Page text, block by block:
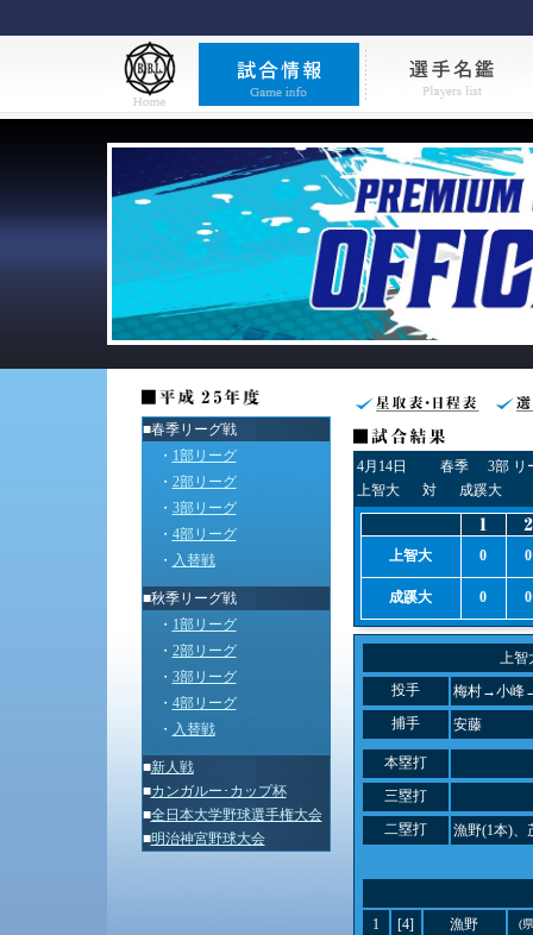
■春季リーグ戦
・ 1部リーグ
・ 2部リーグ
・ 3部リーグ
・ 4部リーグ
・ 入替戦
■秋季リーグ戦
・ 1部リーグ
・ 2部リーグ
・ 3部リーグ
・ 4部リーグ
・ 入替戦
■新人戦
■カンガルー･カップ杯
■全日本大学野球選手権大会
■明治神宮野球大会
4月14日 春季
3部 リ
上智大
対 成蹊大
上智大 0 0
成蹊大 0 0
上智
投手
梅村→小峰
捕手
安藤
本塁打
三塁打
二塁打
漁野(1本)、
1 [4] 漁野 (